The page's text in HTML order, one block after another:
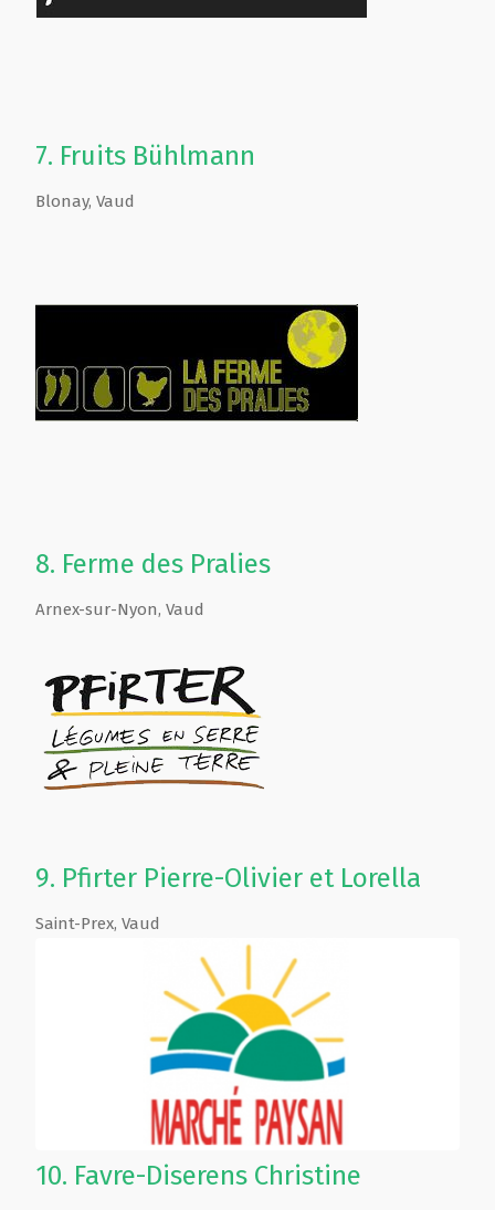
7. Fruits Bühlmann
Blonay, Vaud
8. Ferme des Pralies
Arnex-sur-Nyon, Vaud
9. Pfirter Pierre-Olivier et Lorella
Saint-Prex, Vaud
10. Favre-Diserens Christine